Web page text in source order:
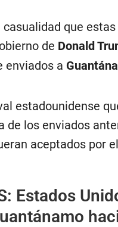
casualidad que
de Donald
enviados a
estadounidense
de los enviados
aceptados por
Estados